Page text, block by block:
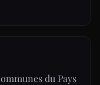
du Pays